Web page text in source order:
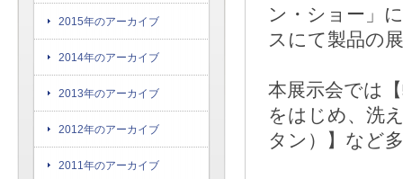
ン・ショー」
スにて製品の
本展示会では
をはじめ、洗
タン）】など
2015年のアーカイブ
2014年のアーカイブ
2013年のアーカイブ
2012年のアーカイブ
2011年のアーカイブ